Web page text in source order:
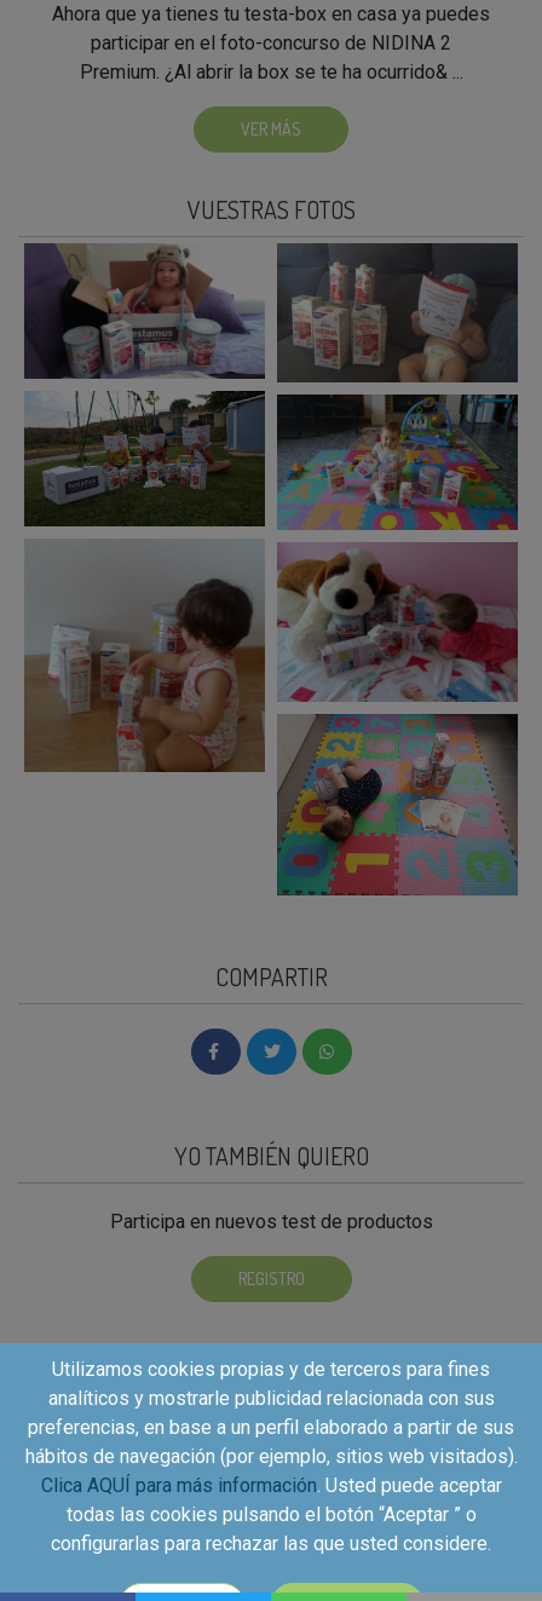
Ahora que ya tienes tu testa-box en casa ya puedes
participar en el foto-concurso de NIDINA 2
Premium. ¿Al abrir la box se te ha ocurrido& ...
VER MÁS
VUESTRAS FOTOS
COMPARTIR
YO TAMBIÉN QUIERO
Participa en nuevos test de productos
REGISTRO
Utilizamos cookies propias y de terceros para fines
analíticos y mostrarle publicidad relacionada con sus
preferencias, en base a un perfil elaborado a partir de sus
hábitos de navegación (por ejemplo, sitios web visitados).
Clica AQUÍ para más información. Usted puede aceptar
todas las cookies pulsando el botón “Aceptar ” o
configurarlas para rechazar las que usted considere.